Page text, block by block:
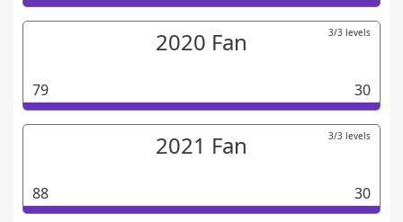
2020 Fan 3/3 levels
79 30
2021 Fan 3/3 levels
88 30